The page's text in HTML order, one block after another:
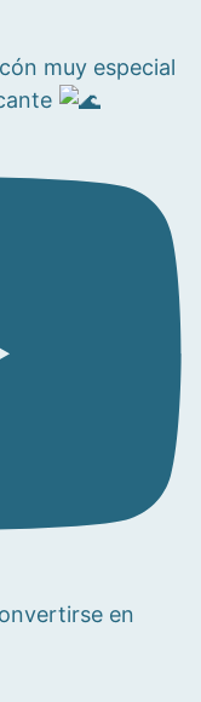
muy especial
en